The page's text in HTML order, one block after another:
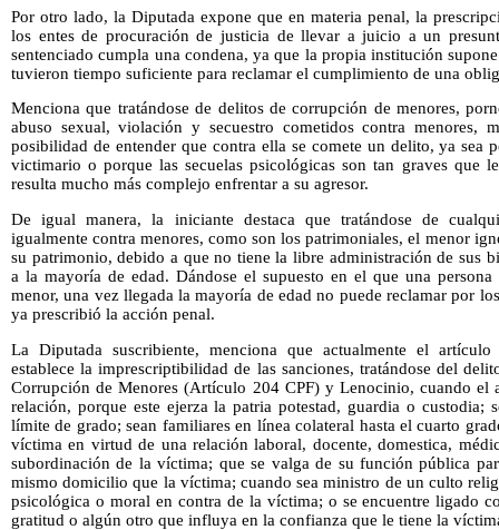
Por otro lado, la Diputada expone que en materia penal, la
los entes de procuración de justicia de llevar a juicio a un
sentenciado cumpla una condena, ya que la propia institución
tuvieron tiempo suficiente para reclamar el cumplimiento de una
Menciona que tratándose de delitos de corrupción de menores,
abuso sexual, violación y secuestro cometidos contra menores,
posibilidad de entender que contra ella se comete un delito, ya sea
victimario o porque las secuelas psicológicas son tan graves que
resulta mucho más complejo enfrentar a su agresor.
De igual manera, la iniciante destaca que tratándose de
igualmente contra menores, como son los patrimoniales, el menor
su patrimonio, debido a que no tiene la libre administración de sus
a la mayoría de edad. Dándose el supuesto en el que una
menor, una vez llegada la mayoría de edad no puede reclamar por
ya prescribió la acción penal.
La Diputada suscribiente, menciona que actualmente el
establece la imprescriptibilidad de las sanciones, tratándose del
Corrupción de Menores (Artículo 204 CPF) y Lenocinio, cuando el
relación, porque este ejerza la patria potestad, guardia o custodia;
límite de grado; sean familiares en línea colateral hasta el cuarto
víctima en virtud de una relación laboral, docente, domestica,
subordinación de la víctima; que se valga de su función pública
mismo domicilio que la víctima; cuando sea ministro de un culto
psicológica o moral en contra de la víctima; o se encuentre ligado
gratitud o algún otro que influya en la confianza que le tiene la